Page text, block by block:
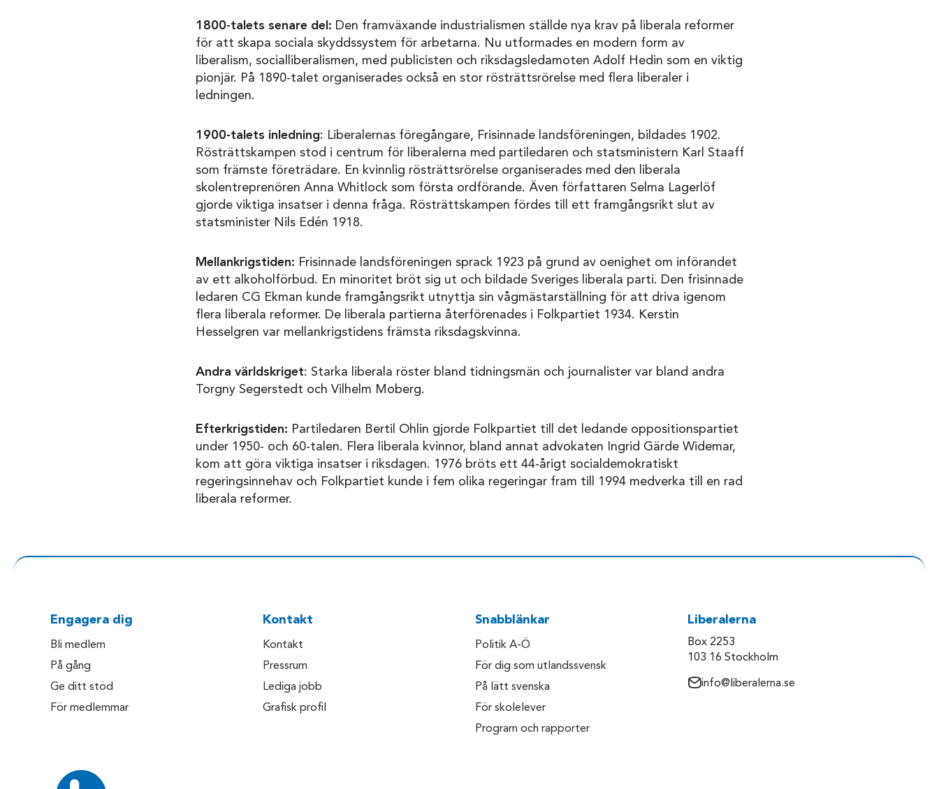
1800-talets senare del: Den framväxande industrialismen ställde nya krav på liberala reformer
för att skapa sociala skyddssystem för arbetarna. Nu utformades en modern form av
liberalism, socialliberalismen, med publicisten och riksdagsledamoten Adolf Hedin som en viktig
pionjär. På 1890-talet organiserades också en stor rösträttsrörelse med flera liberaler i
ledningen.
1900-talets inledning: Liberalernas föregångare, Frisinnade landsföreningen, bildades 1902.
Rösträttskampen stod i centrum för liberalerna med partiledaren och statsministern Karl Staaff
som främste företrädare. En kvinnlig rösträttsrörelse organiserades med den liberala
skolentreprenören Anna Whitlock som första ordförande. Även författaren Selma Lagerlöf
gjorde viktiga insatser i denna fråga. Rösträttskampen fördes till ett framgångsrikt slut av
statsminister Nils Edén 1918.
Mellankrigstiden: Frisinnade landsföreningen sprack 1923 på grund av oenighet om införandet
av ett alkoholförbud. En minoritet bröt sig ut och bildade Sveriges liberala parti. Den frisinnade
ledaren CG Ekman kunde framgångsrikt utnyttja sin vågmästarställning för att driva igenom
flera liberala reformer. De liberala partierna återförenades i Folkpartiet 1934. Kerstin
Hesselgren var mellankrigstidens främsta riksdagskvinna.
Andra världskriget: Starka liberala röster bland tidningsmän och journalister var bland andra
Torgny Segerstedt och Vilhelm Moberg.
Efterkrigstiden: Partiledaren Bertil Ohlin gjorde Folkpartiet till det ledande oppositionspartiet
under 1950- och 60-talen. Flera liberala kvinnor, bland annat advokaten Ingrid Gärde Widemar,
kom att göra viktiga insatser i riksdagen. 1976 bröts ett 44-årigt socialdemokratiskt
regeringsinnehav och Folkpartiet kunde i fem olika regeringar fram till 1994 medverka till en rad
liberala reformer.
Engagera dig
Bli medlem
På gång
Ge ditt stöd
För medlemmar
Kontakt
Kontakt
Pressrum
Lediga jobb
Grafisk profil
Snabblänkar
Politik A-Ö
För dig som utlandssvensk
På lätt svenska
För skolelever
Program och rapporter
Liberalerna
Box 2253
103 16 Stockholm
info@liberalerna.se